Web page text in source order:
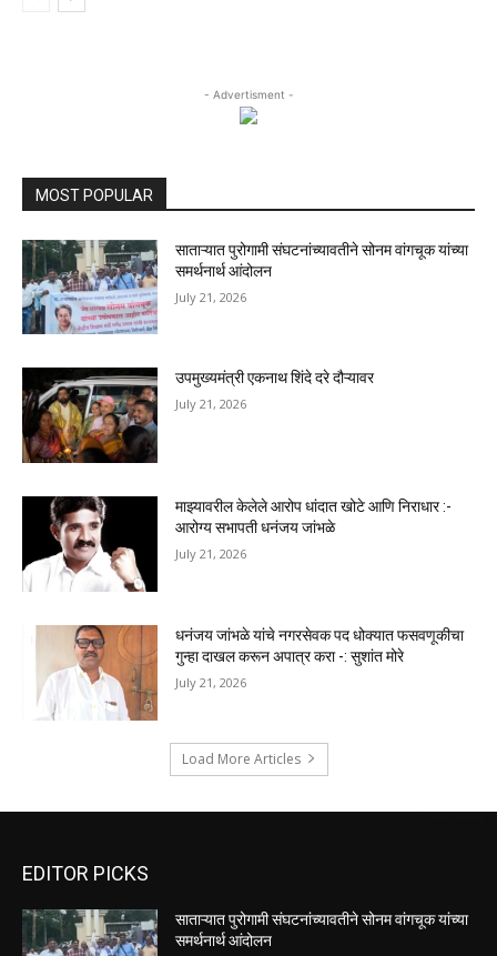
- Advertisment -
MOST POPULAR
साताऱ्यात पुरोगामी संघटनांच्यावतीने सोनम वांगचूक यांच्या
समर्थनार्थ आंदोलन
July 21, 2026
उपमुख्यमंत्री एकनाथ शिंदे दरे दौऱ्यावर
July 21, 2026
माझ्यावरील केलेले आरोप धांदात खोटे आणि निराधार :-
आरोग्य सभापती धनंजय जांभळे
July 21, 2026
धनंजय जांभळे यांचे नगरसेवक पद धोक्यात फसवणूकीचा
गुन्हा दाखल करून अपात्र करा -: सुशांत मोरे
July 21, 2026
Load More Articles
EDITOR PICKS
साताऱ्यात पुरोगामी संघटनांच्यावतीने सोनम वांगचूक यांच्या
समर्थनार्थ आंदोलन